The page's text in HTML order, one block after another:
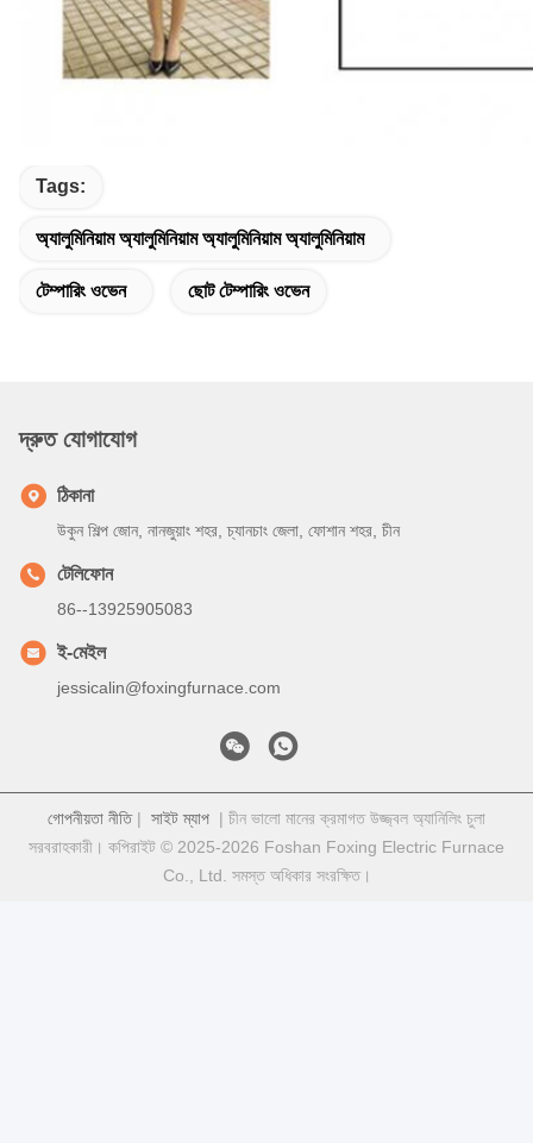
Tags:
অ্যালুমিনিয়াম অ্যালুমিনিয়াম অ্যালুমিনিয়াম অ্যালুমিনিয়াম
টেম্পারিং ওভেন ছোট টেম্পারিং ওভেন
দ্রুত যোগাযোগ
ঠিকানা
উকুন শিল্প জোন, নানজুয়াং শহর, চ্যানচাং জেলা, ফোশান শহর, চীন
টেলিফোন
86--13925905083
ই-মেইল
jessicalin@foxingfurnace.com
গোপনীয়তা নীতি| সাইট ম্যাপ | চীন ভালো মানের ক্রমাগত উজ্জ্বল অ্যানিলিং চুলা
সরবরাহকারী। কপিরাইট © 2025-2026 Foshan Foxing Electric Furnace
Co., Ltd. সমস্ত অধিকার সংরক্ষিত।